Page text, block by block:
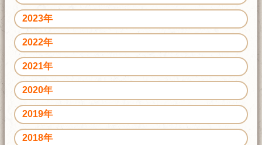
2023年
2022年
2021年
2020年
2019年
2018年